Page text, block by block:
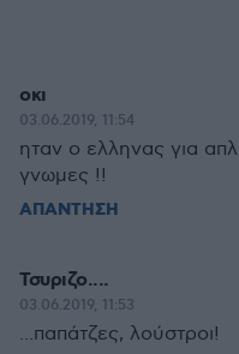
οκι
03.06.2019, 11:54
ηταν ο ελληνας για
γνωμες !!
ΑΠΑΝΤΗΣΗ
Τσυριζο....
03.06.2019, 11:53
...παπάτζες, λούστροι!